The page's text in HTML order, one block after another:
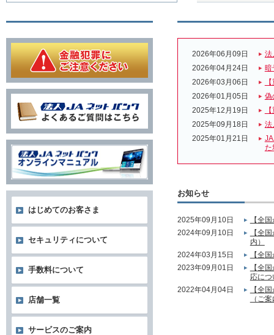
2026年06月09日
法
2026年04月24日
暗
2026年03月06日
2026年01月05日
偽
2025年12月19日
2025年09月18日
法
2025年01月21日
た
お知らせ
2025年09月10日
【全
2024年09月10日
【全
内）
2024年03月15日
【全
2023年09月01日
【全
応に
2022年04月04日
【全
（ご
はじめてのお客さま
セキュリティについて
手数料について
店舗一覧
サービスのご案内